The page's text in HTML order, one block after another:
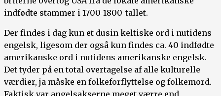
indfødte stammer i 1700-1800-tallet.
Der findes i dag kun et dusin keltiske ord i nutidens
engelsk, ligesom der også kun findes ca. 40 indfødte
amerikanske ord i nutidens amerikanske engelsk.
Det tyder på en total overtagelse af alle kulturelle
værdier, ja måske en folkeforflyttelse og folkemord.
Faktisk var angelsakserne meget værre end